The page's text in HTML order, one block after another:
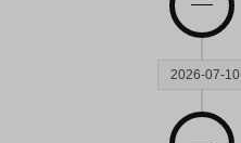
2026-07-10